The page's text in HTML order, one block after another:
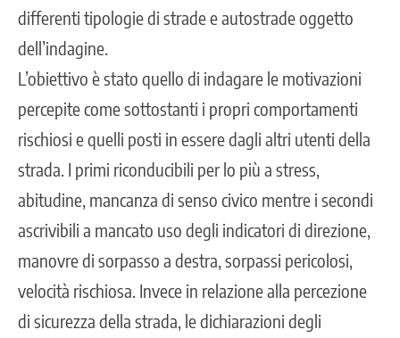
differenti tipologie di strade e autostrade oggetto
dell’indagine.
L’obiettivo è stato quello di indagare le motivazioni
percepite come sottostanti i propri comportamenti
rischiosi e quelli posti in essere dagli altri utenti della
strada. I primi riconducibili per lo più a stress,
abitudine, mancanza di senso civico mentre i secondi
ascrivibili a mancato uso degli indicatori di direzione,
manovre di sorpasso a destra, sorpassi pericolosi,
velocità rischiosa. Invece in relazione alla percezione
di sicurezza della strada, le dichiarazioni degli